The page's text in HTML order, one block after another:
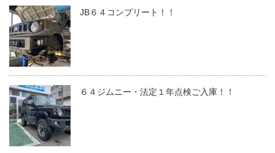
JB６４コンプリート！！
６４ジムニー・法定１年点検ご入庫！！